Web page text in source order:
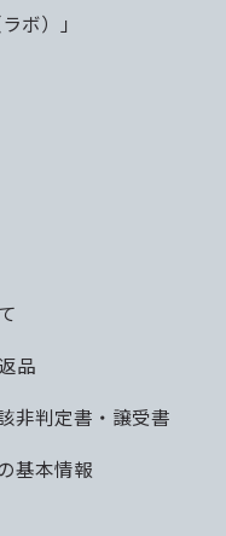
ボ）」
品
非判定書・譲受書
基本情報